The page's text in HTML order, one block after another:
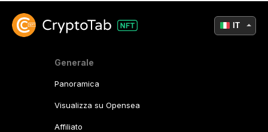
Generale
Panoramica
Visualizza su Opensea
Affiliato
IT